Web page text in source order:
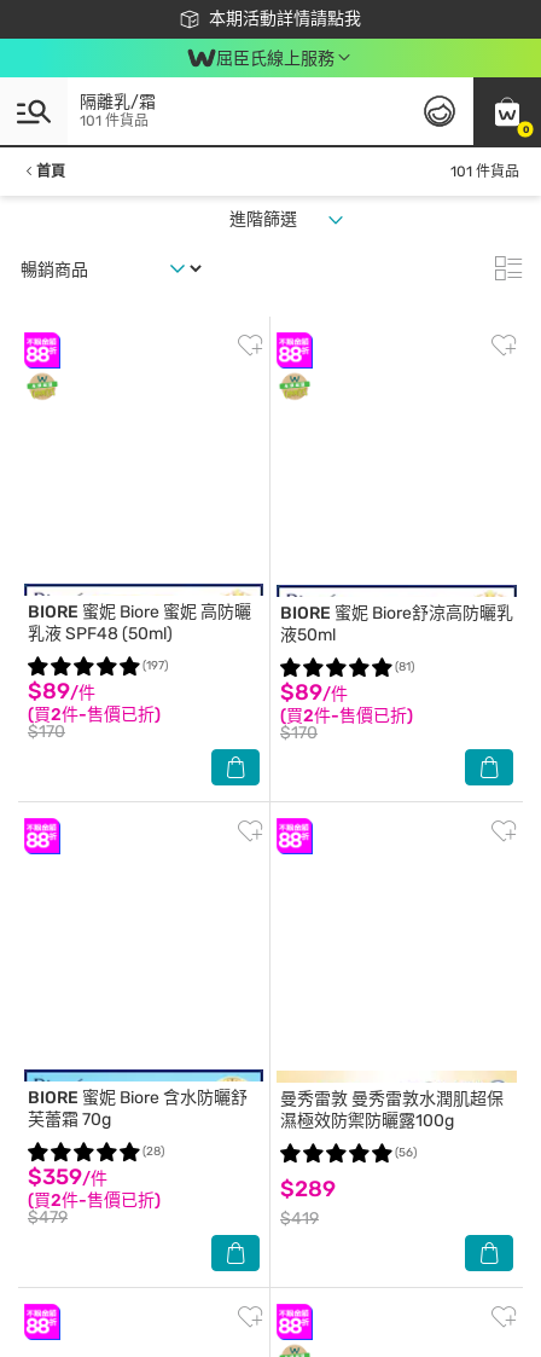
本期活動詳情請點我
下載app最高回饋$350
屈臣氏線上服務
0
隔離乳/霜
101 件貨品
首頁 101 件貨品
進階篩選
BIORE 蜜妮 Biore 蜜妮 高防曬
乳液 SPF48 (50ml)
$89/件
(買2件-售價已折)
$170
(197)
BIORE 蜜妮 Biore舒涼高防曬乳
液50ml
$89/件
(買2件-售價已折)
$170
(81)
BIORE 蜜妮 Biore 含水防曬舒
芙蕾霜 70g
$359/件
(買2件-售價已折)
$479
(28)
曼秀雷敦 曼秀雷敦水潤肌超保
濕極效防禦防曬露100g
$289
$419
(56)